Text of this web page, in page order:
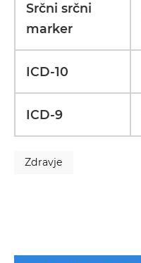
Srčni srčni
marker
ICD-10
ICD-9
Zdravje